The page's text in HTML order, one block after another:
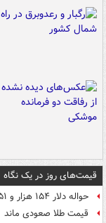
قیمت‌های روز در یک نگاه
حواله دلار ۱۵۴ هزار و ۴۵۱ تومان شد
قیمت طلا صعودی ماند